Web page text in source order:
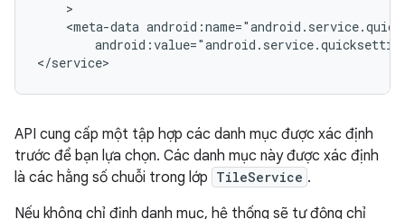
<meta-data
API cung cấp một tập hợp các danh mục được xác định
trước để bạn lựa chọn. Các danh mục này được xác định
là các hằng số chuỗi trong lớp TileService .
Nếu không chỉ định danh mục, hệ thống sẽ tự động chỉ